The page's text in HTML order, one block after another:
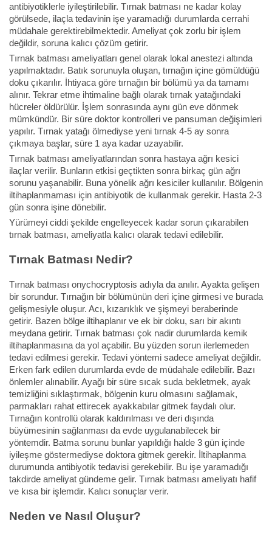
antibiyotiklerle iyileştirilebilir. Tırnak batması ne kadar kolay
görülsede, ilaçla tedavinin işe yaramadığı durumlarda cerrahi
müdahale gerektirebilmektedir. Ameliyat çok zorlu bir işlem
değildir, soruna kalıcı çözüm getirir.
Tırnak batması ameliyatları genel olarak lokal anestezi altında
yapılmaktadır. Batık sorunuyla oluşan, tırnağın içine gömüldüğü
doku çıkarılır. İhtiyaca göre tırnağın bir bölümü ya da tamamı
alınır. Tekrar etme ihtimaline bağlı olarak tırnak yatağındaki
hücreler öldürülür. İşlem sonrasında aynı gün eve dönmek
mümkündür. Bir süre doktor kontrolleri ve pansuman değişimleri
yapılır. Tırnak yatağı ölmediyse yeni tırnak 4-5 ay sonra
çıkmaya başlar, süre 1 aya kadar uzayabilir.
Tırnak batması ameliyatlarından sonra hastaya ağrı kesici
ilaçlar verilir. Bunların etkisi geçtikten sonra birkaç gün ağrı
sorunu yaşanabilir. Buna yönelik ağrı kesiciler kullanılır. Bölgenin
iltihaplanmaması için antibiyotik de kullanmak gerekir. Hasta 2-3
gün sonra işine dönebilir.
Yürümeyi ciddi şekilde engelleyecek kadar sorun çıkarabilen
tırnak batması, ameliyatla kalıcı olarak tedavi edilebilir.
Tırnak Batması Nedir?
Tırnak batması onychocryptosis adıyla da anılır. Ayakta gelişen
bir sorundur. Tırnağın bir bölümünün deri içine girmesi ve burada
gelişmesiyle oluşur. Acı, kızarıklık ve şişmeyi beraberinde
getirir. Bazen bölge iltihaplanır ve ek bir doku, sarı bir akıntı
meydana getirir. Tırnak batması çok nadir durumlarda kemik
iltihaplanmasına da yol açabilir. Bu yüzden sorun ilerlemeden
tedavi edilmesi gerekir. Tedavi yöntemi sadece ameliyat değildir.
Erken fark edilen durumlarda evde de müdahale edilebilir. Bazı
önlemler alınabilir. Ayağı bir süre sıcak suda bekletmek, ayak
temizliğini sıklaştırmak, bölgenin kuru olmasını sağlamak,
parmakları rahat ettirecek ayakkabılar gitmek faydalı olur.
Tırnağın kontrollü olarak kaldırılması ve deri dışında
büyümesinin sağlanması da evde uygulanabilecek bir
yöntemdir. Batma sorunu bunlar yapıldığı halde 3 gün içinde
iyileşme göstermediyse doktora gitmek gerekir. İltihaplanma
durumunda antibiyotik tedavisi gerekebilir. Bu işe yaramadığı
takdirde ameliyat gündeme gelir. Tırnak batması ameliyatı hafif
ve kısa bir işlemdir. Kalıcı sonuçlar verir.
Neden ve Nasıl Oluşur?